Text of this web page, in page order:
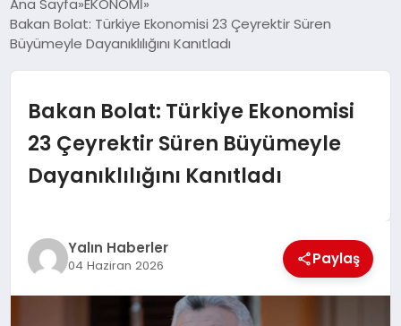
SPOR
YAŞAM
TEKNOLOJİ
Bakan Bolat: Türkiye Ekonomisi 23 Çeyrektir Süren
Büyümeyle Dayanıklılığını Kanıtladı
Bakan Bolat: Türkiye Ekonomisi
23 Çeyrektir Süren Büyümeyle
Dayanıklılığını Kanıtladı
Yalın Haberler
04 Haziran 2026 Paylaş